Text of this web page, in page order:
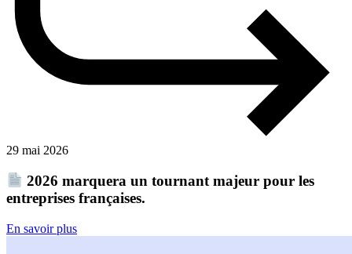
29 mai 2026
2026 marquera un tournant majeur pour les
entreprises françaises.
En savoir plus